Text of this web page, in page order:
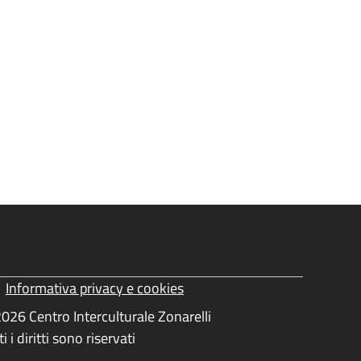
Privacy e Cookies
Informativa privacy e cookies
Centro Interculturale Zonarelli
i diritti sono riservati